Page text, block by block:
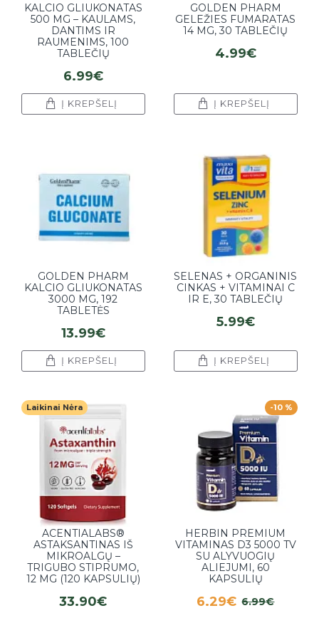
KALCIO GLIUKONATAS
500 MG – KAULAMS,
DANTIMS IR
RAUMENIMS, 100
TABLEČIŲ
6.99€
Į KREPŠELĮ
GOLDEN PHARM
GELEŽIES FUMARATAS
14 MG, 30 TABLEČIŲ
4.99€
Į KREPŠELĮ
GOLDEN PHARM
KALCIO GLIUKONATAS
3000 MG, 192
TABLETĖS
13.99€
Į KREPŠELĮ
SELENAS + ORGANINIS
CINKAS + VITAMINAI C
IR E, 30 TABLEČIŲ
5.99€
Į KREPŠELĮ
Laikinai Nėra
ACENTIALABS®
ASTAKSANTINAS IŠ
MIKROALGŲ –
TRIGUBO STIPRUMO,
12 MG (120 KAPSULIŲ)
33.90€
-10 %
HERBIN PREMIUM
VITAMINAS D3 5000 TV
SU ALYVUOGIŲ
ALIEJUMI, 60
KAPSULIŲ
6.29€ 6.99€